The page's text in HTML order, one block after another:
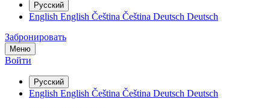
Русский
English English Čeština Čeština Deutsch Deutsch
Забронировать
Меню
Войти
Русский
English English Čeština Čeština Deutsch Deutsch